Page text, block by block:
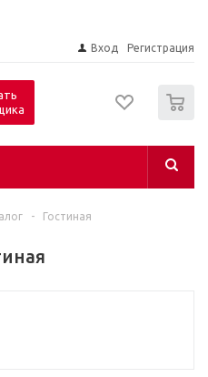
Вход Регистрация
- Гостиная